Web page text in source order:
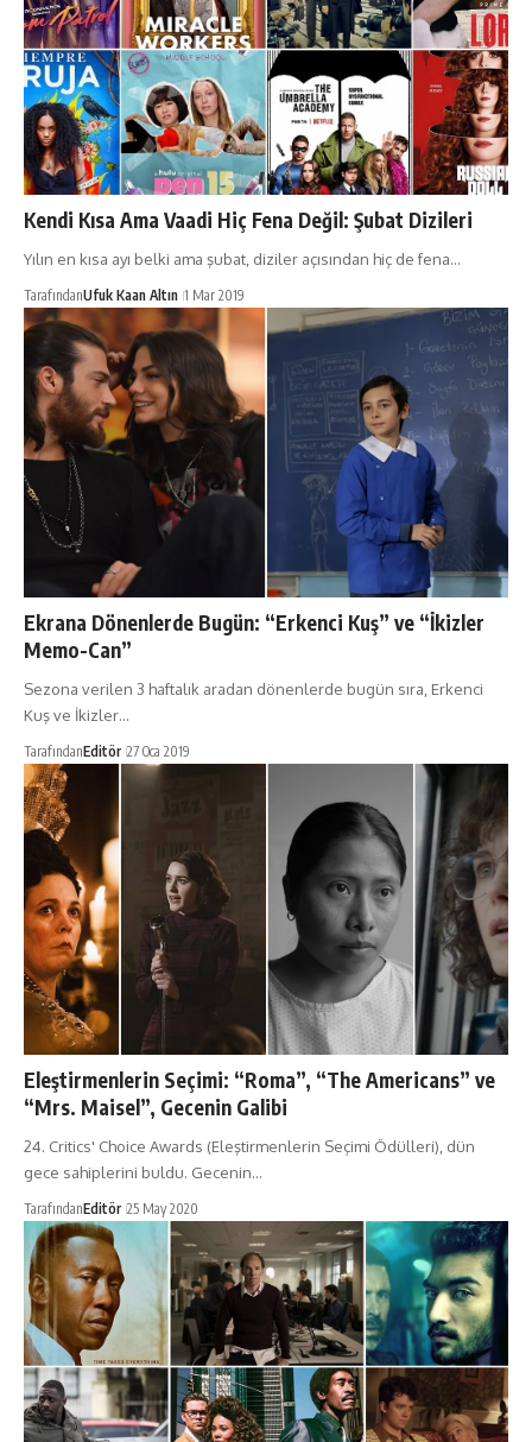
Kendi Kısa Ama Vaadi Hiç Fena Değil: Şubat Dizileri
Yılın en kısa ayı belki ama şubat, diziler açısından hiç de fena…
TarafındanUfuk Kaan Altın 1 Mar 2019
Ekrana Dönenlerde Bugün: “Erkenci Kuş” ve “İkizler
Memo-Can”
Sezona verilen 3 haftalık aradan dönenlerde bugün sıra, Erkenci
Kuş ve İkizler…
TarafındanEditör 27 Oca 2019
Eleştirmenlerin Seçimi: “Roma”, “The Americans” ve
“Mrs. Maisel”, Gecenin Galibi
24. Critics' Choice Awards (Eleştirmenlerin Seçimi Ödülleri), dün
gece sahiplerini buldu. Gecenin…
TarafındanEditör 25 May 2020